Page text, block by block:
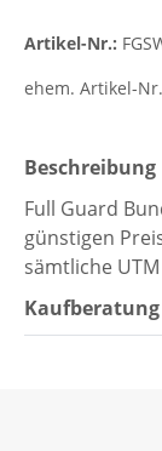
Artikel-Nr.:
ehem. Artikel-
Beschreibung
Full Guard
günstigen
sämtliche
Kaufberatung